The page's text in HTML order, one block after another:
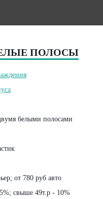
ПОЛОСЫ
белыми полосами
от 780 руб авто
свыше 49т.р - 10%